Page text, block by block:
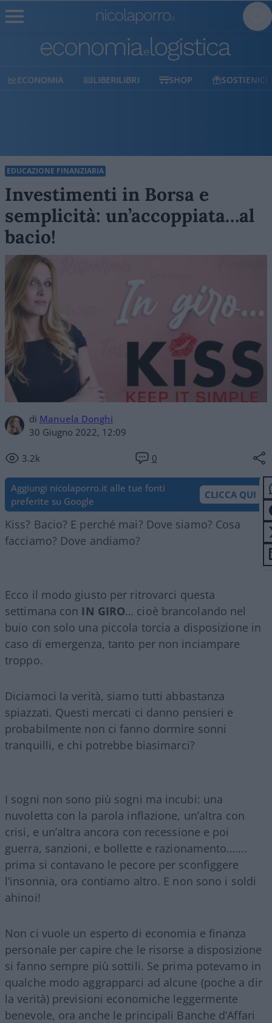
ECONOMIA LIBERILIBRI SHOP SOSTIENICI
EDUCAZIONE FINANZIARIA
Investimenti in Borsa e
semplicità: un’accoppiata…al
bacio!
di Manuela Donghi
30 Giugno 2022, 12:09
3.2k 0
Aggiungi nicolaporro.it alle tue fonti
preferite su Google
CLICCA QUI
Kiss? Bacio? E perché mai? Dove siamo? Cosa
facciamo? Dove andiamo?
Ecco il modo giusto per ritrovarci questa
settimana con IN GIRO… cioè brancolando nel
buio con solo una piccola torcia a disposizione in
caso di emergenza, tanto per non inciampare
troppo.
Diciamoci la verità, siamo tutti abbastanza
spiazzati. Questi mercati ci danno pensieri e
probabilmente non ci fanno dormire sonni
tranquilli, e chi potrebbe biasimarci?
I sogni non sono più sogni ma incubi: una
nuvoletta con la parola inflazione, un’altra con
crisi, e un’altra ancora con recessione e poi
guerra, sanzioni, e bollette e razionamento…….
prima si contavano le pecore per sconfiggere
l’insonnia, ora contiamo altro. E non sono i soldi
ahinoi!
Non ci vuole un esperto di economia e finanza
personale per capire che le risorse a disposizione
si fanno sempre più sottili. Se prima potevamo in
qualche modo aggrapparci ad alcune (poche a dir
la verità) previsioni economiche leggermente
benevole, ora anche le principali Banche d’Affari